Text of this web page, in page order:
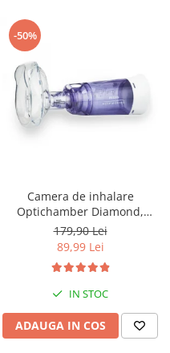
-50%
Camera de inhalare
Optichamber Diamond,
Philips Respironics, cu masca
1-5 ani
179,90 Lei
89,99 Lei
IN STOC
ADAUGA IN COS